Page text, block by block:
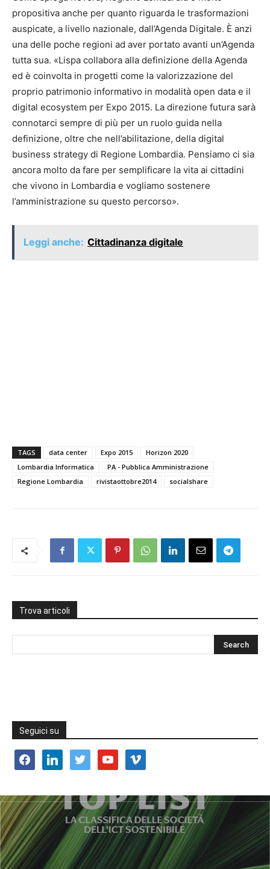
propositiva anche per quanto riguarda le trasformazioni
auspicate, a livello nazionale, dall’Agenda Digitale. È anzi
una delle poche regioni ad aver portato avanti un’Agenda
tutta sua. «Lispa collabora alla definizione della Agenda
ed è coinvolta in progetti come la valorizzazione del
proprio patrimonio informativo in modalità open data e il
digital ecosystem per Expo 2015. La direzione futura sarà
connotarci sempre di più per un ruolo guida nella
definizione, oltre che nell’abilitazione, della digital
business strategy di Regione Lombardia. Pensiamo ci sia
ancora molto da fare per semplificare la vita ai cittadini
che vivono in Lombardia e vogliamo sostenere
l’amministrazione su questo percorso».
Leggi anche: Cittadinanza digitale
TAGS data center Expo 2015
Horizon 2020
Lombardia Informatica
PA - Pubblica Amministrazione
Regione Lombardia
rivistaottobre2014 socialshare
Trova articoli
Seguici su
facebooklinkedin twitter youtube vimeo